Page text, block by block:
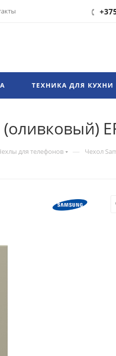
ТЕХНИКА ДЛЯ КУХНИ
для телефонов — Чехол